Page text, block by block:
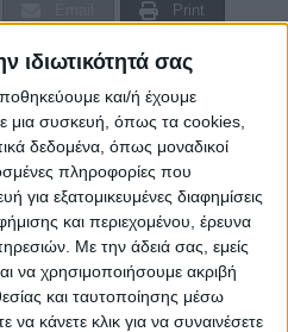
ιδιωτικότητά σας
και/ή έχουμε
μια συσκευή, όπως τα cookies,
δεδομένα, όπως μοναδικοί
πληροφορίες που
για εξατομικευμένες διαφημίσεις
και περιεχομένου, έρευνα
Με την άδειά σας, εμείς
να χρησιμοποιήσουμε ακριβή
και ταυτοποίησης μέσω
κάνετε κλικ για να συναινέσετε
Print